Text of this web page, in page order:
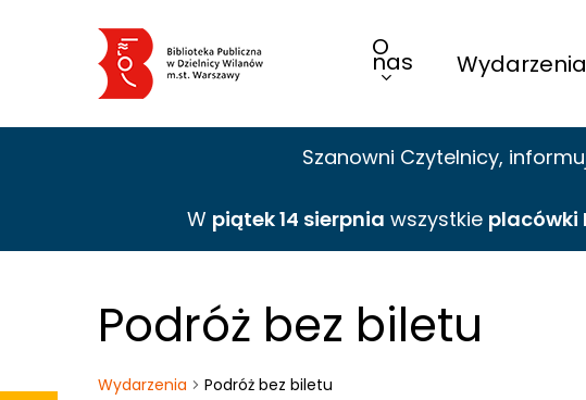
O
nas Wydarzenia
Szanowni Czytelnicy,
W piątek 14 sierpnia wszystkie placówki
Podróż bez biletu
Wydarzenia Podróż bez biletu